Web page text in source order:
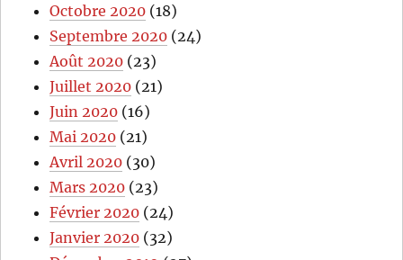
Octobre 2020 (18)
Septembre 2020 (24)
Août 2020 (23)
Juillet 2020 (21)
Juin 2020 (16)
Mai 2020 (21)
Avril 2020 (30)
Mars 2020 (23)
Février 2020 (24)
Janvier 2020 (32)